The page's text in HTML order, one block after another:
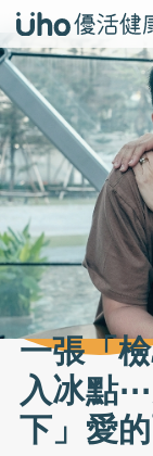
一張「
入冰點
下」愛